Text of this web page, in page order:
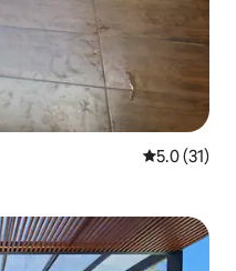
レビュー31
5.0 (31)